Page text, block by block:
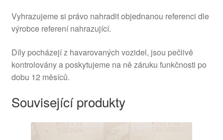
Vyhrazujeme si právo nahradit objednanou referenci dle
výrobce referení nahrazující.
Díly pocházejí z havarovaných vozidel, jsou pečlivě
kontrolovány a poskytujeme na ně záruku funkčnosti po
dobu 12 měsíců.
Související produkty